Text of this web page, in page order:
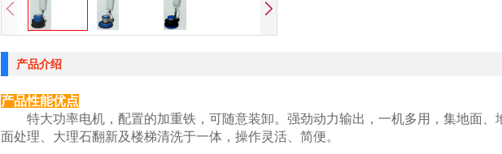
产品介绍
产品性能优点
特大功率电机，配置的加重铁，可随意装卸。强劲动力输出，一机多用，集地面、
面处理、大理石翻新及楼梯清洗于一体，操作灵活、简便。